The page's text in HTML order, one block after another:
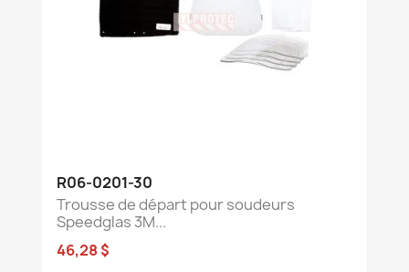
R06-0201-30
Trousse de départ pour soudeurs
Speedglas 3M...
46,28 $